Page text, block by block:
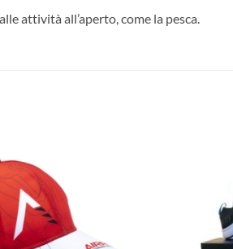
attività all’aperto, come la pesca.